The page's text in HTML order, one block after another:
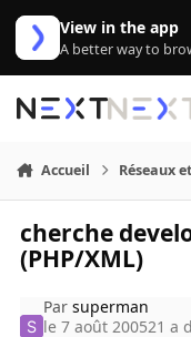
Aller au contenu
View in the app
A better way to
Accueil Réseaux
cherche
(PHP/XML)
Parsuperman
le 7 août 200521 a